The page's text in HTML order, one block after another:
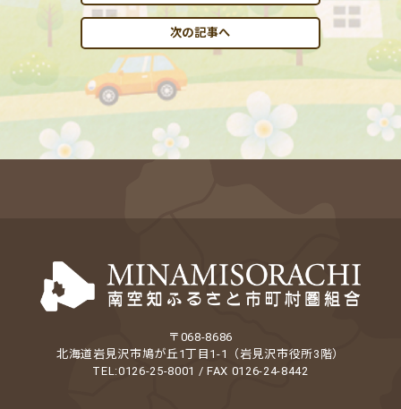
次の記事へ
〒068-8686
北海道岩見沢市鳩が丘1丁目1-1（岩見沢市役所3階）
TEL:0126-25-8001 / FAX 0126-24-8442